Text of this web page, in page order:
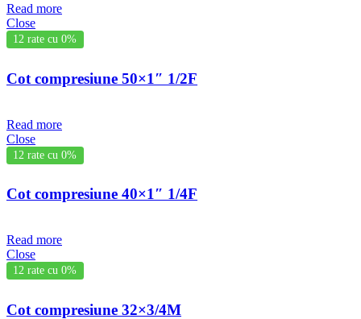
Read more
Close
12 rate cu 0%
Cot compresiune 50×1″ 1/2F
Read more
Close
12 rate cu 0%
Cot compresiune 40×1″ 1/4F
Read more
Close
12 rate cu 0%
Cot compresiune 32×3/4M